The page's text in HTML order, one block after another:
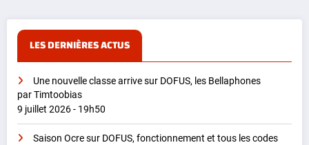
LES DERNIÈRES ACTUS
Une nouvelle classe arrive sur DOFUS, les Bellaphones
par Timtoobias
9 juillet 2026 - 19h50
Saison Ocre sur DOFUS, fonctionnement et tous les codes